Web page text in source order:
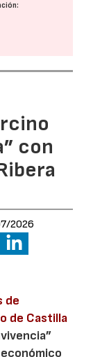
con
2026
de
de Castilla